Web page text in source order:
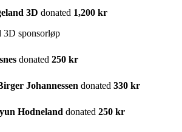
3D donated 1,200 kr
3D sponsorløp
donated 250 kr
Johannessen donated 330 kr
Hodneland donated 250 kr